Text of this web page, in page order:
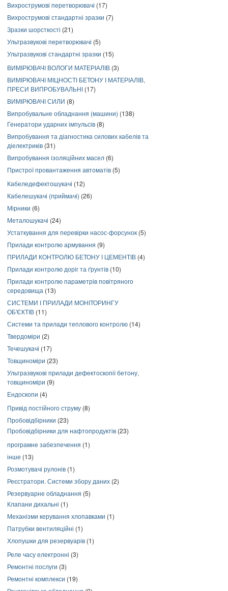
Вихрострумові перетворювачі (17)
Вихрострумові стандартні зразки (7)
Зразки шорсткості (21)
Ультразвукові перетворювачі (5)
Ультразвукові стандартні зразки (15)
ВИМІРЮВАЧІ ВОЛОГИ МАТЕРІАЛІВ (3)
ВИМІРЮВАЧІ МІЦНОСТІ БЕТОНУ І МАТЕРІАЛІВ,
ПРЕСИ ВИПРОБУВАЛЬНІ (17)
ВИМІРЮВАЧІ СИЛИ (8)
Випробувальне обладнання (машини) (138)
Генератори ударних імпульсів (8)
Випробування та діагностика силових кабелів та
діелектриків (31)
Випробування ізоляційних масел (6)
Пристрої провантаження автоматів (5)
Кабеледефектошукачі (12)
Кабелешукачі (приймачі) (26)
Мірники (6)
Металошукачі (24)
Устаткування для перевірки насос-форсунок (5)
Прилади контролю армування (9)
ПРИЛАДИ КОНТРОЛЮ БЕТОНУ І ЦЕМЕНТІВ (4)
Прилади контролю доріг та ґрунтів (10)
Прилади контролю параметрів повітряного
середовища (13)
СИСТЕМИ І ПРИЛАДИ МОНІТОРИНГУ
ОБ'ЄКТІВ (11)
Системи та прилади теплового контролю (14)
Твердоміри (2)
Течешукачі (17)
Товщиноміри (23)
Ультразвукові прилади дефектоскопії бетону,
товщиноміри (9)
Ендоскопи (4)
Привід постійного струму (8)
Пробовідбірники (23)
Пробовідбірники для нафтопродуктів (23)
програмне забезпечення (1)
інше (13)
Розмотувачі рулонів (1)
Реєстратори. Системи збору даних (2)
Резервуарне обладнання (5)
Клапани дихальні (1)
Механізми керування хлопавками (1)
Патрубки вентиляційні (1)
Хлопушки для резервуарів (1)
Реле часу електронні (3)
Ремонтні послуги (3)
Ремонтні комплекси (19)